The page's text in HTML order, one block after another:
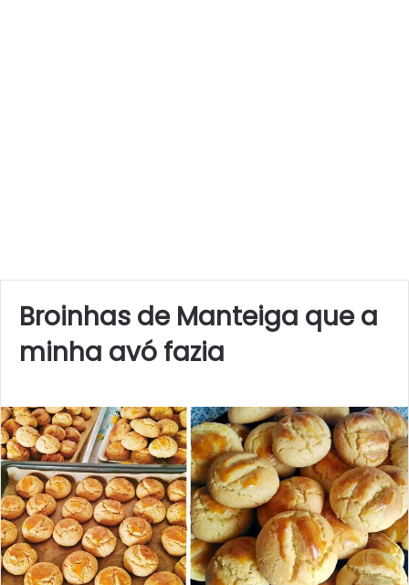
Broinhas de Manteiga que a
minha avó fazia